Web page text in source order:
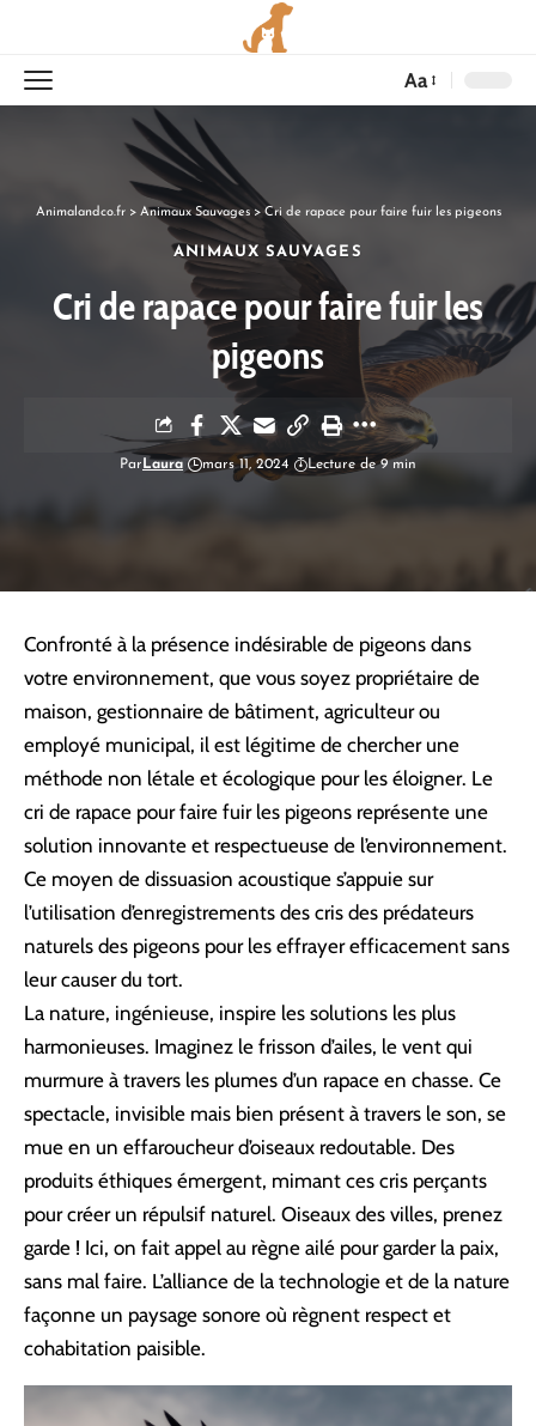
Aa
Animalandco.fr> Animaux Sauvages> Cri de rapace pour faire fuir les pigeons
ANIMAUX SAUVAGES
Cri de rapace pour faire fuir les
pigeons
Par Laura mars 11, 2024 Lecture de 9 min
Confronté à la présence indésirable de pigeons dans
votre environnement, que vous soyez propriétaire de
maison, gestionnaire de bâtiment, agriculteur ou
employé municipal, il est légitime de chercher une
méthode non létale et écologique pour les éloigner. Le
cri de rapace pour faire fuir les pigeons représente une
solution innovante et respectueuse de l’environnement.
Ce moyen de dissuasion acoustique s’appuie sur
l’utilisation d’enregistrements des cris des prédateurs
naturels des pigeons pour les effrayer efficacement sans
leur causer du tort.
La nature, ingénieuse, inspire les solutions les plus
harmonieuses. Imaginez le frisson d’ailes, le vent qui
murmure à travers les plumes d’un rapace en chasse. Ce
spectacle, invisible mais bien présent à travers le son, se
mue en un effaroucheur d’oiseaux redoutable. Des
produits éthiques émergent, mimant ces cris perçants
pour créer un répulsif naturel. Oiseaux des villes, prenez
garde ! Ici, on fait appel au règne ailé pour garder la paix,
sans mal faire. L’alliance de la technologie et de la nature
façonne un paysage sonore où règnent respect et
cohabitation paisible.